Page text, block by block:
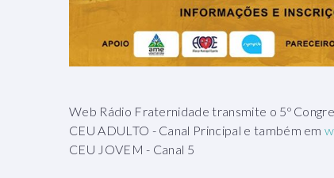
Web Rádio Fraternidade transmite o 5º
CEU ADULTO - Canal Principal e também em
CEU JOVEM - Canal 5